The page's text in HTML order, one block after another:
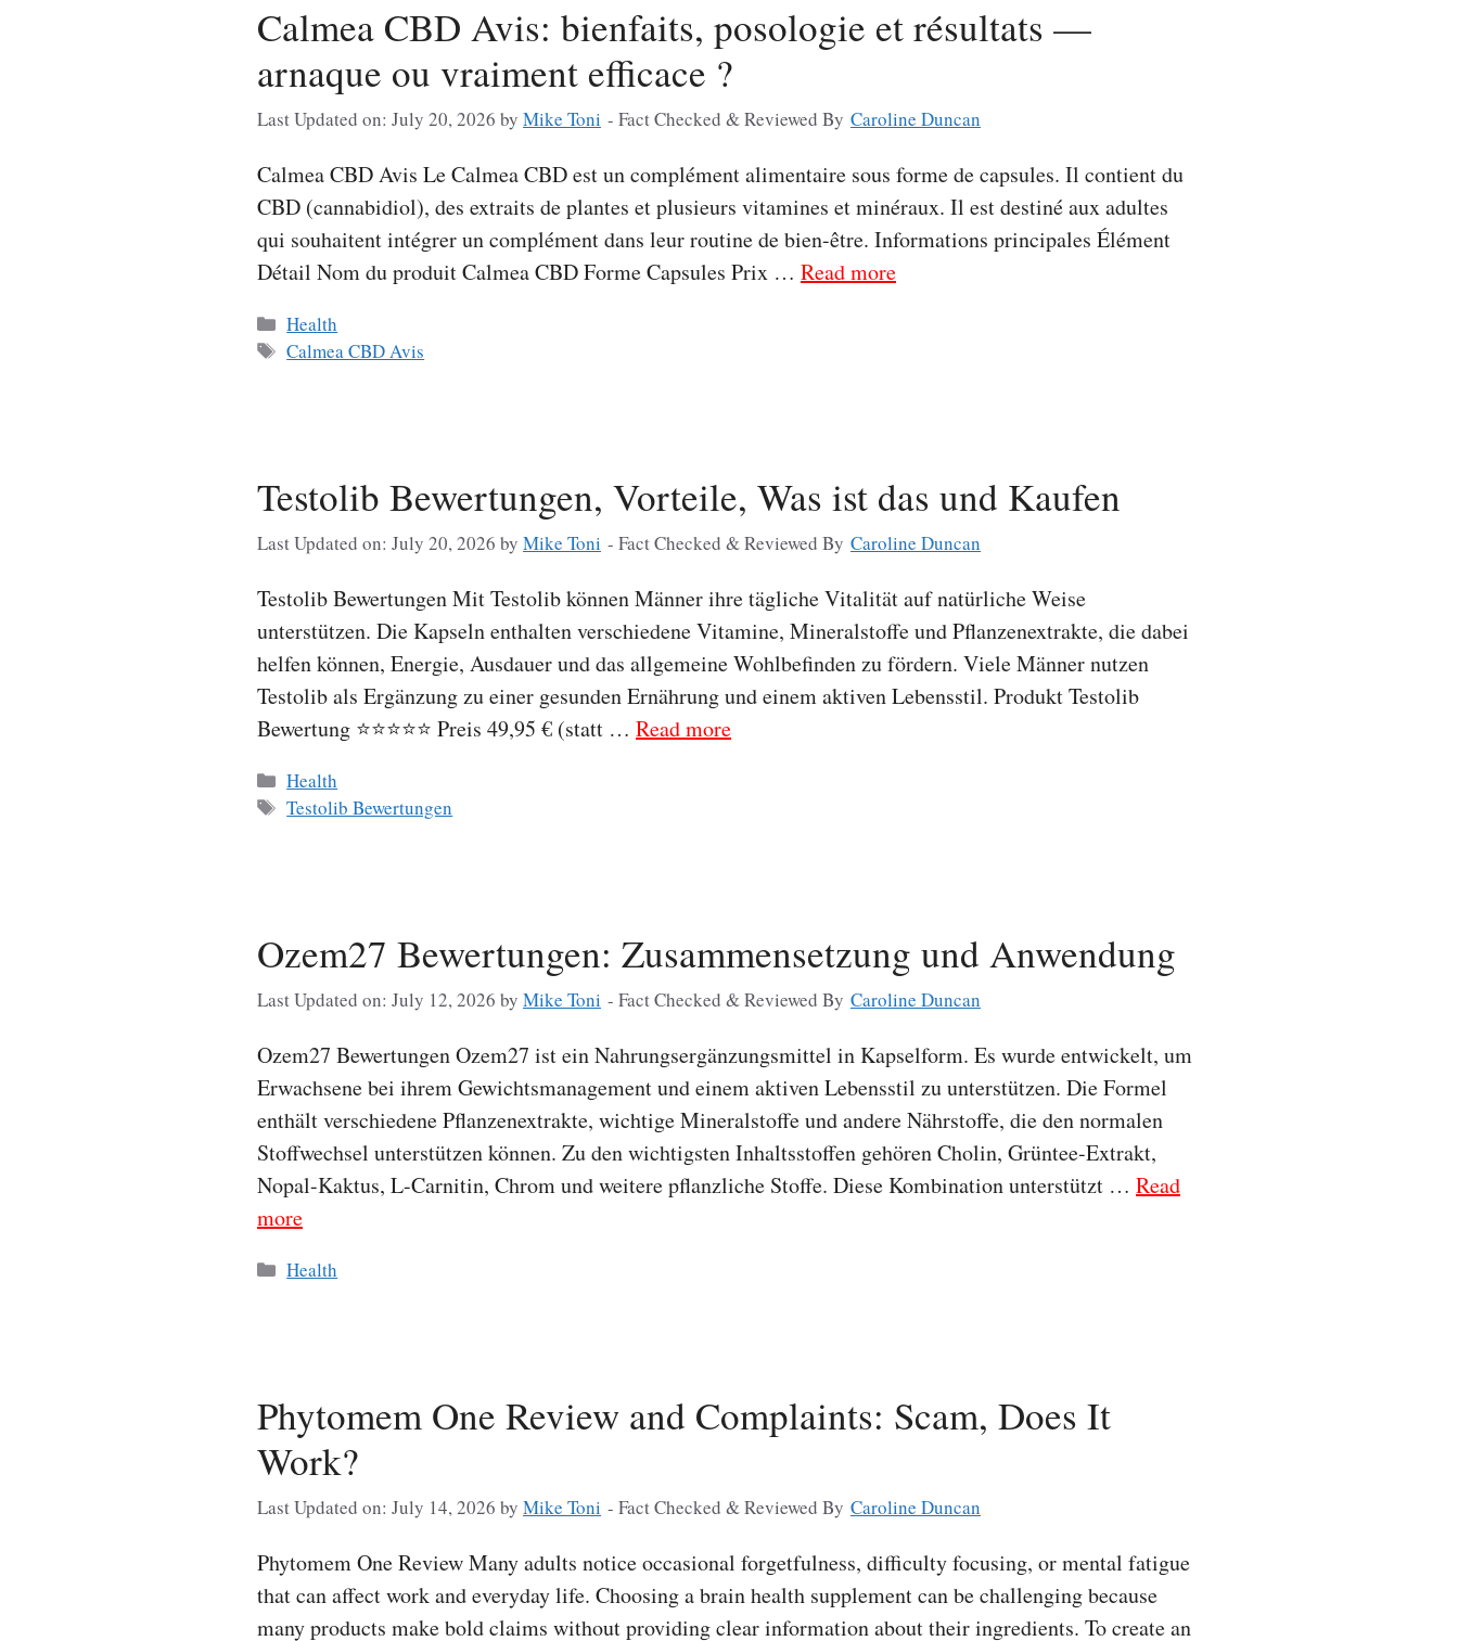
Calmea CBD Avis: bienfaits, posologie et résultats —
arnaque ou vraiment efficace ?
Last Updated on: July 20, 2026 by Mike Toni - Fact Checked & Reviewed By Caroline Duncan
Calmea CBD Avis Le Calmea CBD est un complément alimentaire sous forme de capsules. Il contient du
CBD (cannabidiol), des extraits de plantes et plusieurs vitamines et minéraux. Il est destiné aux adultes
qui souhaitent intégrer un complément dans leur routine de bien-être. Informations principales Élément
Détail Nom du produit Calmea CBD Forme Capsules Prix … Read more
Categories
Health
Tags
Calmea CBD Avis
Testolib Bewertungen, Vorteile, Was ist das und Kaufen
Last Updated on: July 20, 2026 by Mike Toni - Fact Checked & Reviewed By Caroline Duncan
Testolib Bewertungen Mit Testolib können Männer ihre tägliche Vitalität auf natürliche Weise
unterstützen. Die Kapseln enthalten verschiedene Vitamine, Mineralstoffe und Pflanzenextrakte, die dabei
helfen können, Energie, Ausdauer und das allgemeine Wohlbefinden zu fördern. Viele Männer nutzen
Testolib als Ergänzung zu einer gesunden Ernährung und einem aktiven Lebensstil. Produkt Testolib
Bewertung ⭐⭐⭐⭐⭐ Preis 49,95 € (statt … Read more
Categories
Health
Tags
Testolib Bewertungen
Ozem27 Bewertungen: Zusammensetzung und Anwendung
Last Updated on: July 12, 2026 by Mike Toni - Fact Checked & Reviewed By Caroline Duncan
Ozem27 Bewertungen Ozem27 ist ein Nahrungsergänzungsmittel in Kapselform. Es wurde entwickelt, um
Erwachsene bei ihrem Gewichtsmanagement und einem aktiven Lebensstil zu unterstützen. Die Formel
enthält verschiedene Pflanzenextrakte, wichtige Mineralstoffe und andere Nährstoffe, die den normalen
Stoffwechsel unterstützen können. Zu den wichtigsten Inhaltsstoffen gehören Cholin, Grüntee-Extrakt,
Nopal-Kaktus, L-Carnitin, Chrom und weitere pflanzliche Stoffe. Diese Kombination unterstützt … Read
more
Categories
Health
Phytomem One Review and Complaints: Scam, Does It
Work?
Last Updated on: July 14, 2026 by Mike Toni - Fact Checked & Reviewed By Caroline Duncan
Phytomem One Review Many adults notice occasional forgetfulness, difficulty focusing, or mental fatigue
that can affect work and everyday life. Choosing a brain health supplement can be challenging because
many products make bold claims without providing clear information about their ingredients. To create an